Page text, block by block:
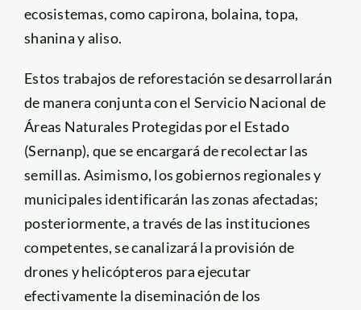
ecosistemas, como capirona, bolaina, topa,
shanina y aliso.
Estos trabajos de reforestación se desarrollarán
de manera conjunta con el Servicio Nacional de
Áreas Naturales Protegidas por el Estado
(Sernanp), que se encargará de recolectar las
semillas. Asimismo, los gobiernos regionales y
municipales identificarán las zonas afectadas;
posteriormente, a través de las instituciones
competentes, se canalizará la provisión de
drones y helicópteros para ejecutar
efectivamente la diseminación de los